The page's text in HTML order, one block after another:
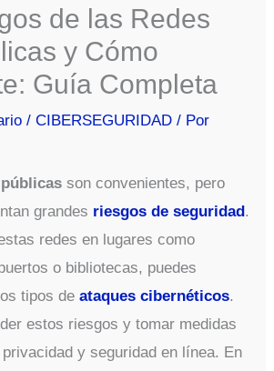
de las Redes
y Cómo
Guía Completa
/CIBERSEGURIDAD / Por
son convenientes, pero
grandes riesgos de seguridad .
redes en lugares como
o bibliotecas, puedes
tipos deataques cibernéticos.
estos riesgos y tomar medidas
y seguridad en línea. En